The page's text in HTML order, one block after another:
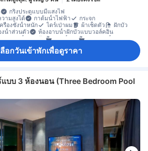
กริ่งประตูแบบมีแสงไฟ
ามสูงได้
กาต้มน้ำไฟฟ้า
กระจก
ครื่องชั่งน้ำหนัก ไดร์เป่าผม ผ้าเช็ดตัว
ฝักบัว
งน้ำส่วนตัว
ห้องอาบน้ำฝักบัวแบบวอล์คอิน
างอาบน้ำแยกกัน
อ่างน้ำวน
อ่างอาบน้ำ
แท่นวางไอพอดพร้อมลำโพง
ทรทัศน์ดาวเทียม/เคเบิล
โทรศัพท์
เตียง
นาฬิกาปลุก บริการโทรปลุก
ผ้าปูที่นอน
ร่ม รองเท้าแตะใส่ในห้องพัก
อะแดปเตอร์
าแฟ/ชา
น้ำดื่มบรรจุขวด (ฟรี) ผลไม้/ของว่าง
มินิบาร์
พื้นที่กลางแจ้งรอบที่พัก
พื้นที่นั่งเล่น
ง/ชานเรือน สระว่ายน้ำส่วนตัว
หน้าต่าง
ประทานอาหารแยกต่างหาก
ตู้เสื้อผ้า
งตัว
อุปกรณ์สำหรับรีดผ้า
แจ้งความประสงค์)
โถงทางเดินด้านนอก
เครื่องตรวจจับควัน
เครื่องปรับอากาศส่วนตัว
บเพลิง บริการด้านความปลอดภัย ห้องปลอดบุหรี่
ลือกวันเข้าพักเพื่อดูราคา
แบบ 3 ห้องนอน (Three Bedroom Pool